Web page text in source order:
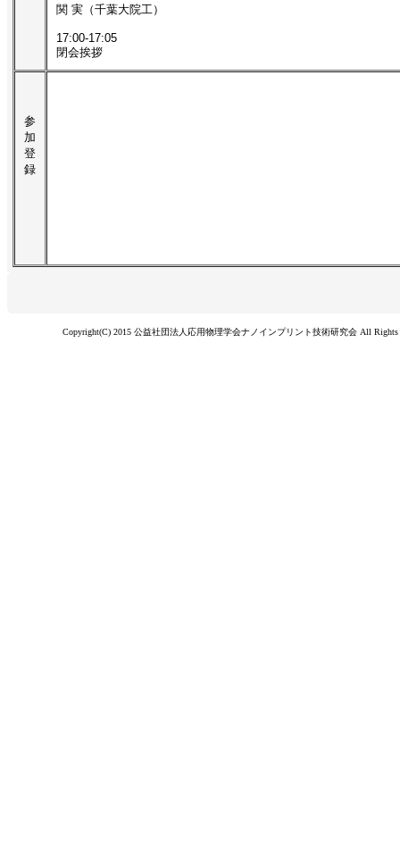
関 実（千葉大院工）
17:00-17:05
閉会挨拶
参
加
登
録
Copyright(C) 2015 公益社団法人応用物理学会ナノインプリント技術研究会 All Rights